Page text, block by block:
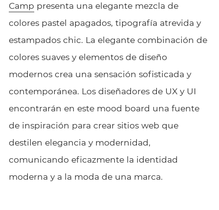
Camp presenta una elegante mezcla de
colores pastel apagados, tipografía atrevida y
estampados chic. La elegante combinación de
colores suaves y elementos de diseño
modernos crea una sensación sofisticada y
contemporánea. Los diseñadores de UX y UI
encontrarán en este mood board una fuente
de inspiración para crear sitios web que
destilen elegancia y modernidad,
comunicando eficazmente la identidad
moderna y a la moda de una marca.